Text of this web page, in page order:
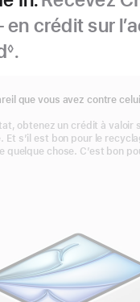
crédit sur
◊.
que vous avez contre
obtenez un crédit à valoir
Et s’il est bon pour le
quelque chose. C’est bon